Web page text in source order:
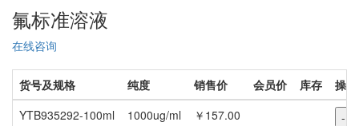
氟标准溶液
在线咨询
货号及规格 纯度 销售价 会员价 库存
操作
YTB935292-100ml
1000ug/ml ￥157.00 -